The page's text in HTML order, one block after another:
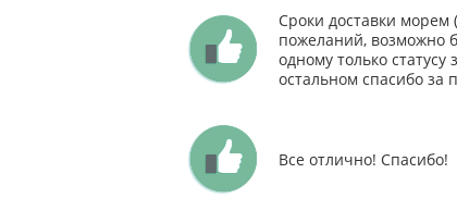
Сроки доставки морем
пожеланий, возможно
одному только
остальном спасибо за
Все отлично! Спасибо!